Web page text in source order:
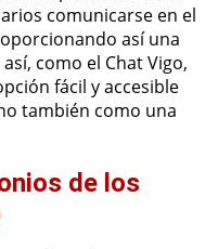
comunicarse en el
así una
como el Chat Vigo,
fácil y accesible
también como una
de los